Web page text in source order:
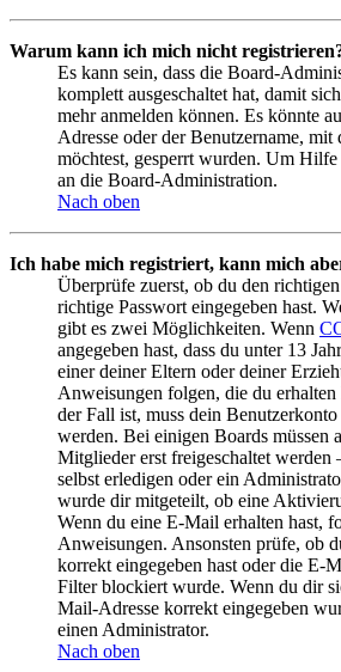
Warum kann ich mich nicht
Es kann sein, dass die Board-
komplett ausgeschaltet hat, damit
mehr anmelden können. Es könnte
Adresse oder der Benutzername, mit
möchtest, gesperrt wurden. Um
an die Board-Administration.
Nach oben
Ich habe mich registriert, kann mich
Überprüfe zuerst, ob du den
richtige Passwort eingegeben hast.
gibt es zwei Möglichkeiten. Wenn
angegeben hast, dass du unter 13
einer deiner Eltern oder deiner
Anweisungen folgen, die du erhalten
der Fall ist, muss dein
werden. Bei einigen Boards müssen
Mitglieder erst freigeschaltet werden
selbst erledigen oder ein
wurde dir mitgeteilt, ob eine
Wenn du eine E-Mail erhalten hast,
Anweisungen. Ansonsten prüfe, ob
korrekt eingegeben hast oder die E-
Filter blockiert wurde. Wenn du dir
Mail-Adresse korrekt eingegeben
einen Administrator.
Nach oben